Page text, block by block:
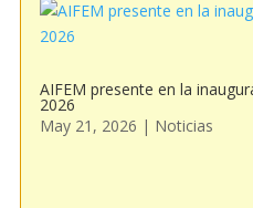
AIFEM presente en la
2026
May 21, 2026 | Noticias